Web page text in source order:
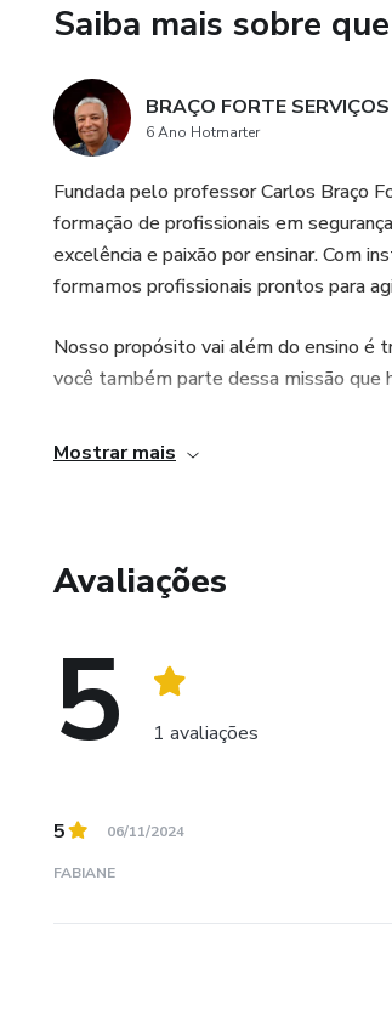
Saiba mais sobre
BRAÇO FORTE
6 Ano Hotmarter
Fundada pelo professor Carlos Braço
formação de profissionais em
excelência e paixão por ensinar. Com
formamos profissionais prontos para
Nosso propósito vai além do ensino é
você também parte dessa missão que
Mostrar mais
Avaliações
5 1 avaliações
5 06/11/2024
FABIANE